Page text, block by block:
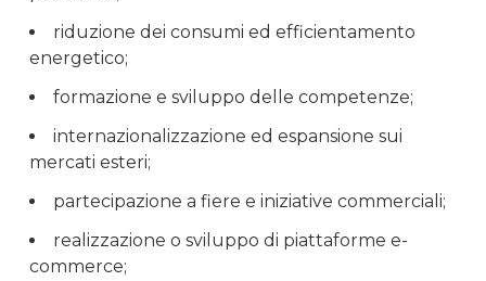
riduzione dei consumi ed efficientamento
energetico;
formazione e sviluppo delle competenze;
internazionalizzazione ed espansione sui
mercati esteri;
partecipazione a fiere e iniziative commerciali;
realizzazione o sviluppo di piattaforme e-
commerce;